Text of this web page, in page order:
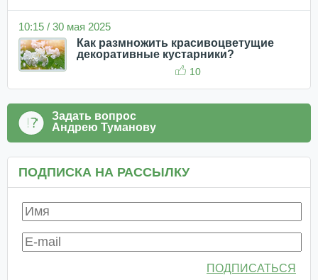
10:15 / 30 мая 2025
Как размножить красивоцветущие
декоративные кустарники?
10
Задать вопрос
Андрею Туманову
ПОДПИСКА НА РАССЫЛКУ
ПОДПИСАТЬСЯ